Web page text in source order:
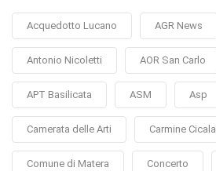
Acquedotto Lucano AGR News
Antonio Nicoletti AOR San Carlo
APT Basilicata ASM Asp
Camerata delle Arti Carmine Cicala
Comune di Matera Concerto